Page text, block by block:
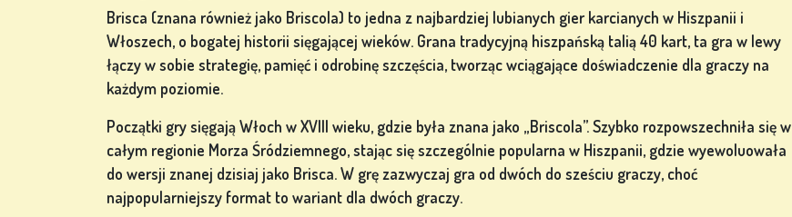
AUTOMATÓW
Brisca (znana również jako Briscola) to jedna z najbardziej lubianych gier karcianych w Hiszpanii i
Włoszech, o bogatej historii sięgającej wieków. Grana tradycyjną hiszpańską talią 40 kart, ta gra w lewy
łączy w sobie strategię, pamięć i odrobinę szczęścia, tworząc wciągające doświadczenie dla graczy na
każdym poziomie.
Początki gry sięgają Włoch w XVIII wieku, gdzie była znana jako „Briscola”. Szybko rozpowszechniła się w
całym regionie Morza Śródziemnego, stając się szczególnie popularna w Hiszpanii, gdzie wyewoluowała
do wersji znanej dzisiaj jako Brisca. W grę zazwyczaj gra od dwóch do sześciu graczy, choć
najpopularniejszy format to wariant dla dwóch graczy.